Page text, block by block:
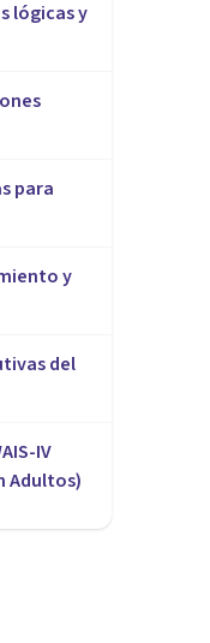
lógicas y
para
y
del
IV
Adultos)